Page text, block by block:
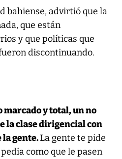
bahiense, advirtió que la
que están
y que políticas que
discontinuando.
marcado y total, un no
la clase dirigencial con
la gente.La gente te pide
como que le pasen